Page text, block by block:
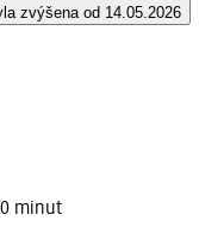
zvýšena od 14.05.2026
minut